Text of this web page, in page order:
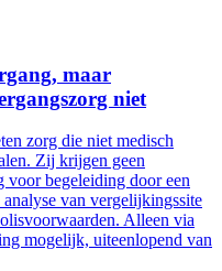
maar
niet
zorg die niet medisch
Zij krijgen geen
voor begeleiding door een
van vergelijkingssite
Alleen via
mogelijk, uiteenlopend van